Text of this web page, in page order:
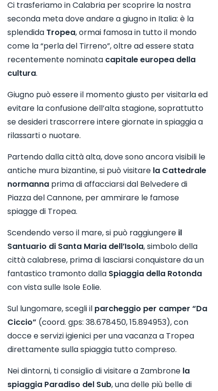
Ci trasferiamo in Calabria per scoprire la nostra
seconda meta dove andare a giugno in Italia: è la
splendida Tropea, ormai famosa in tutto il mondo
come la “perla del Tirreno”, oltre ad essere stata
recentemente nominata capitale europea della
cultura.
Giugno può essere il momento giusto per visitarla ed
evitare la confusione dell’alta stagione, soprattutto
se desideri trascorrere intere giornate in spiaggia a
rilassarti o nuotare.
Partendo dalla città alta, dove sono ancora visibili le
antiche mura bizantine, si può visitare la Cattedrale
normanna prima di affacciarsi dal Belvedere di
Piazza del Cannone, per ammirare le famose
spiagge di Tropea.
Scendendo verso il mare, si può raggiungere il
Santuario di Santa Maria dell’Isola, simbolo della
città calabrese, prima di lasciarsi conquistare da un
fantastico tramonto dalla Spiaggia della Rotonda
con vista sulle Isole Eolie.
Sul lungomare, scegli il parcheggio per camper “Da
Ciccio” (coord. gps: 38.678450, 15.894953), con
docce e servizi igienici per una vacanza a Tropea
direttamente sulla spiaggia tutto compreso.
Nei dintorni, ti consiglio di visitare a Zambrone la
spiaggia Paradiso del Sub, una delle più belle di